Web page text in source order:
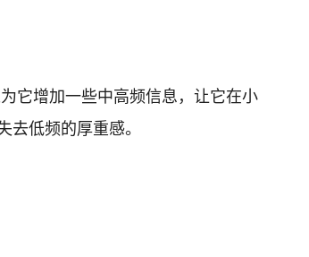
它增加一些中高频信息，让它在小
去低频的厚重感。